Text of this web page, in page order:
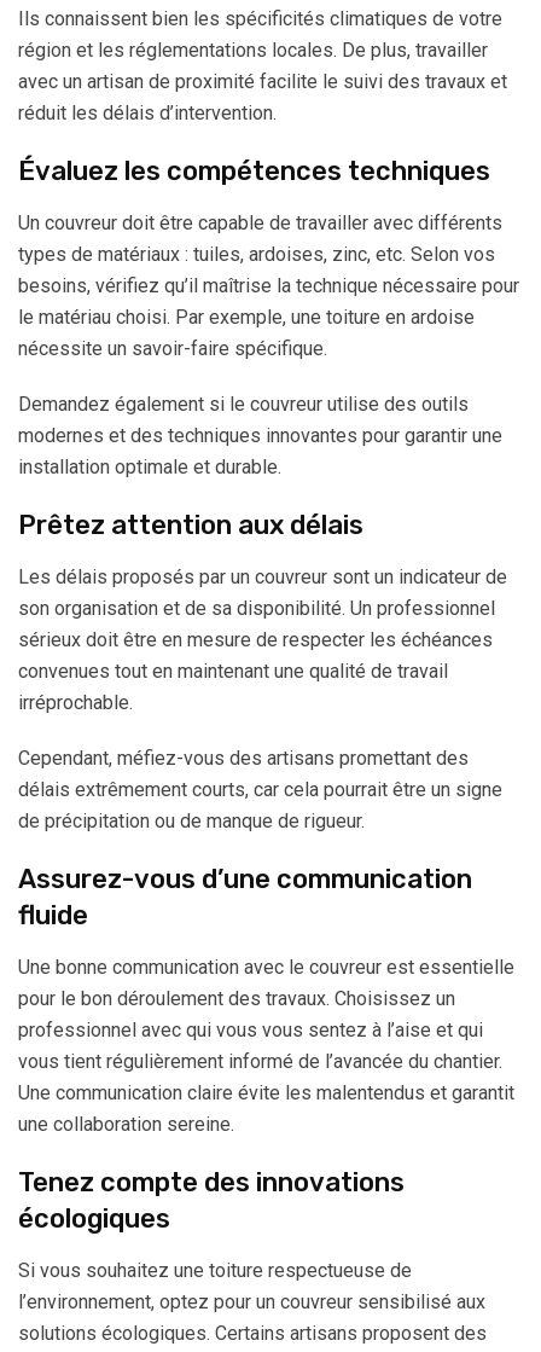
Ils connaissent bien les spécificités climatiques de votre
région et les réglementations locales. De plus, travailler
avec un artisan de proximité facilite le suivi des travaux et
réduit les délais d’intervention.
Évaluez les compétences techniques
Un couvreur doit être capable de travailler avec différents
types de matériaux : tuiles, ardoises, zinc, etc. Selon vos
besoins, vérifiez qu’il maîtrise la technique nécessaire pour
le matériau choisi. Par exemple, une toiture en ardoise
nécessite un savoir-faire spécifique.
Demandez également si le couvreur utilise des outils
modernes et des techniques innovantes pour garantir une
installation optimale et durable.
Prêtez attention aux délais
Les délais proposés par un couvreur sont un indicateur de
son organisation et de sa disponibilité. Un professionnel
sérieux doit être en mesure de respecter les échéances
convenues tout en maintenant une qualité de travail
irréprochable.
Cependant, méfiez-vous des artisans promettant des
délais extrêmement courts, car cela pourrait être un signe
de précipitation ou de manque de rigueur.
Assurez-vous d’une communication
fluide
Une bonne communication avec le couvreur est essentielle
pour le bon déroulement des travaux. Choisissez un
professionnel avec qui vous vous sentez à l’aise et qui
vous tient régulièrement informé de l’avancée du chantier.
Une communication claire évite les malentendus et garantit
une collaboration sereine.
Tenez compte des innovations
écologiques
Si vous souhaitez une toiture respectueuse de
l’environnement, optez pour un couvreur sensibilisé aux
solutions écologiques. Certains artisans proposent des